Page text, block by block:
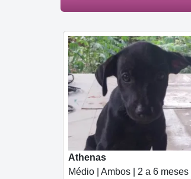
Athenas
Médio | Ambos | 2 a 6 meses